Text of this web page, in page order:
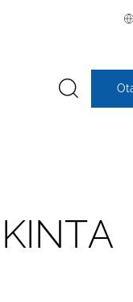
KINTA